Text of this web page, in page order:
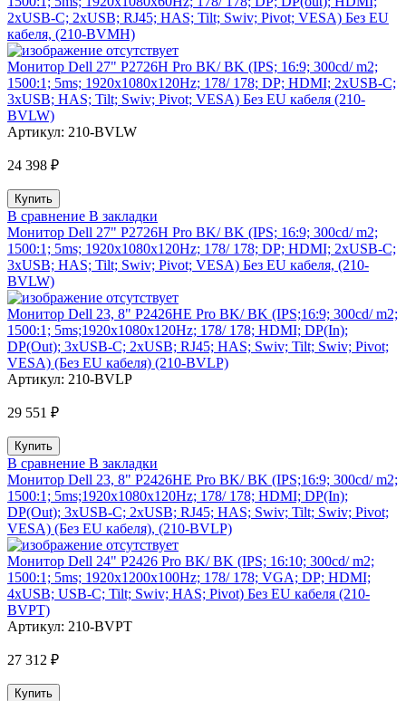
2xUSB-C; 2xUSB; RJ45; HAS; Tilt; Swiv; Pivot; VESA) Без EU
кабеля, (210-BVMH)
Монитор Dell 27" P2726H Pro BK/ BK (IPS; 16:9; 300cd/ m2;
1500:1; 5ms; 1920x1080x120Hz; 178/ 178; DP; HDMI; 2xUSB-C;
3xUSB; HAS; Tilt; Swiv; Pivot; VESA) Без EU кабеля (210-
BVLW)
Артикул: 210-BVLW
24 398 ₽
В сравнение В закладки
Монитор Dell 27" P2726H Pro BK/ BK (IPS; 16:9; 300cd/ m2;
1500:1; 5ms; 1920x1080x120Hz; 178/ 178; DP; HDMI; 2xUSB-C;
3xUSB; HAS; Tilt; Swiv; Pivot; VESA) Без EU кабеля, (210-
BVLW)
Монитор Dell 23, 8" P2426HE Pro BK/ BK (IPS;16:9; 300cd/ m2;
1500:1; 5ms;1920x1080x120Hz; 178/ 178; HDMI; DP(In);
DP(Out); 3xUSB-C; 2xUSB; RJ45; HAS; Swiv; Tilt; Swiv; Pivot;
VESA) (Без EU кабеля) (210-BVLP)
Артикул: 210-BVLP
29 551 ₽
В сравнение В закладки
Монитор Dell 23, 8" P2426HE Pro BK/ BK (IPS;16:9; 300cd/ m2;
1500:1; 5ms;1920x1080x120Hz; 178/ 178; HDMI; DP(In);
DP(Out); 3xUSB-C; 2xUSB; RJ45; HAS; Swiv; Tilt; Swiv; Pivot;
VESA) (Без EU кабеля), (210-BVLP)
Монитор Dell 24" P2426 Pro BK/ BK (IPS; 16:10; 300cd/ m2;
1500:1; 5ms; 1920x1200x100Hz; 178/ 178; VGA; DP; HDMI;
4xUSB; USB-C; Tilt; Swiv; HAS; Pivot) Без EU кабеля (210-
BVPT)
Артикул: 210-BVPT
27 312 ₽